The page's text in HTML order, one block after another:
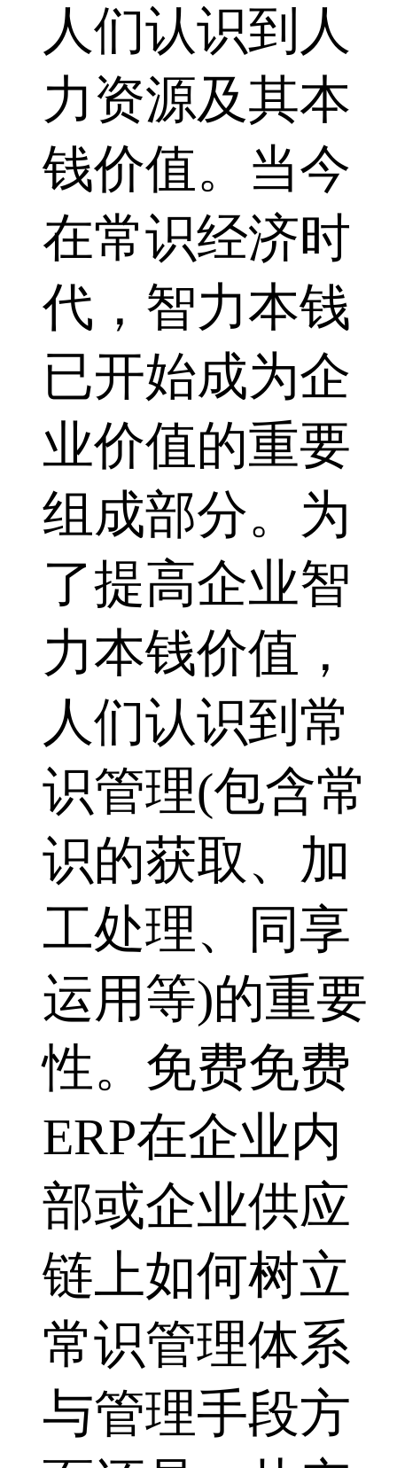
人们认识到人
力资源及其本
钱价值。当今
在常识经济时
代，智力本钱
已开始成为企
业价值的重要
组成部分。为
了提高企业智
力本钱价值，
人们认识到常
识管理(包含常
识的获取、加
工处理、同享
运用等)的重要
性。免费免费
ERP在企业内
部或企业供应
链上如何树立
常识管理体系
与管理手段方